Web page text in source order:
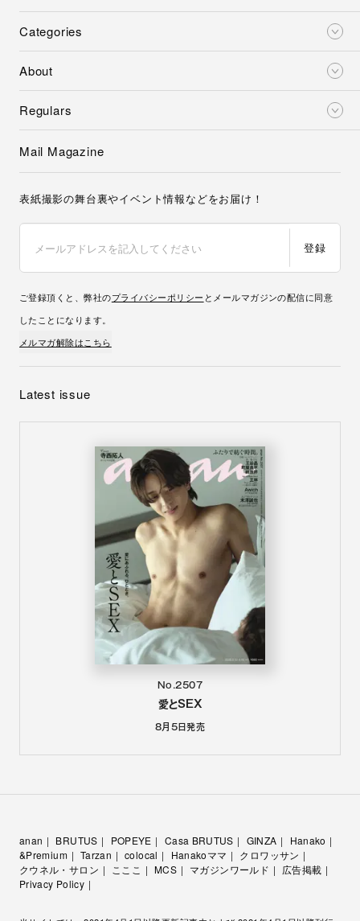
Categories
About
Regulars
Mail Magazine
表紙撮影の舞台裏やイベント情報などをお届け！
登録
ご登録頂くと、弊社のプライバシーポリシー とメールマガジンの配信に同意
したことになります。
メルマガ解除はこちら
Latest issue
No.2507
愛とSEX
8月5日発売
anan BRUTUS POPEYE Casa BRUTUS GINZA
Hanako
&Premium
Tarzan colocal Hanakoママ
クロワッサン
クウネル・サロン
こここ MCS マガジンワールド
広告掲載
Privacy Policy